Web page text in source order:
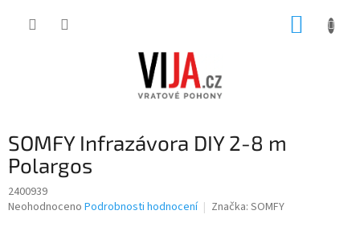
SOMFY Infrazávora DIY 2-8 m
Polargos
2400939
Průměrné
Neohodnoceno Podrobnosti hodnocení Značka: SOMFY